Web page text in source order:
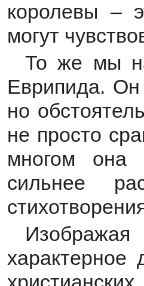
королевы –
могут
То же мы
Еврипида. Он
но
не просто
многом она
сильнее